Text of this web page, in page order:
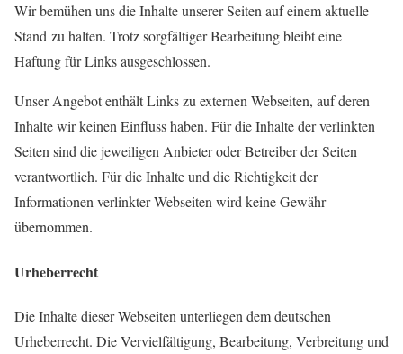
Wir bemühen uns die Inhalte unserer Seiten auf einem aktuelle
Stand zu halten. Trotz sorgfältiger Bearbeitung bleibt eine
Haftung für Links ausgeschlossen.
Unser Angebot enthält Links zu externen Webseiten, auf deren
Inhalte wir keinen Einfluss haben. Für die Inhalte der verlinkten
Seiten sind die jeweiligen Anbieter oder Betreiber der Seiten
verantwortlich. Für die Inhalte und die Richtigkeit der
Informationen verlinkter Webseiten wird keine Gewähr
übernommen.
Urheberrecht
Die Inhalte dieser Webseiten unterliegen dem deutschen
Urheberrecht. Die Vervielfältigung, Bearbeitung, Verbreitung und